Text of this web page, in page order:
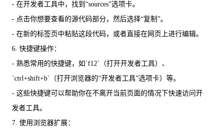
- 在开发者工具中，找到“sources”选项卡。
- 点击你想要查看的源代码部分，然后选择“复制”。
- 在新的标签页中粘贴这段代码，或者直接在网页上进行编辑。
6. 快捷键操作：
- 熟悉常用的快捷键，如`f12`（打开开发者工具）、
`ctrl+shift+b`（打开浏览器的“开发者工具”选项卡）等。
- 这些快捷键可以帮助你在不离开当前页面的情况下快速访问开
发者工具。
7. 使用浏览器扩展：